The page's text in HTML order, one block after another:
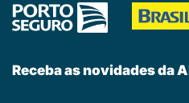
Receba as novidades da